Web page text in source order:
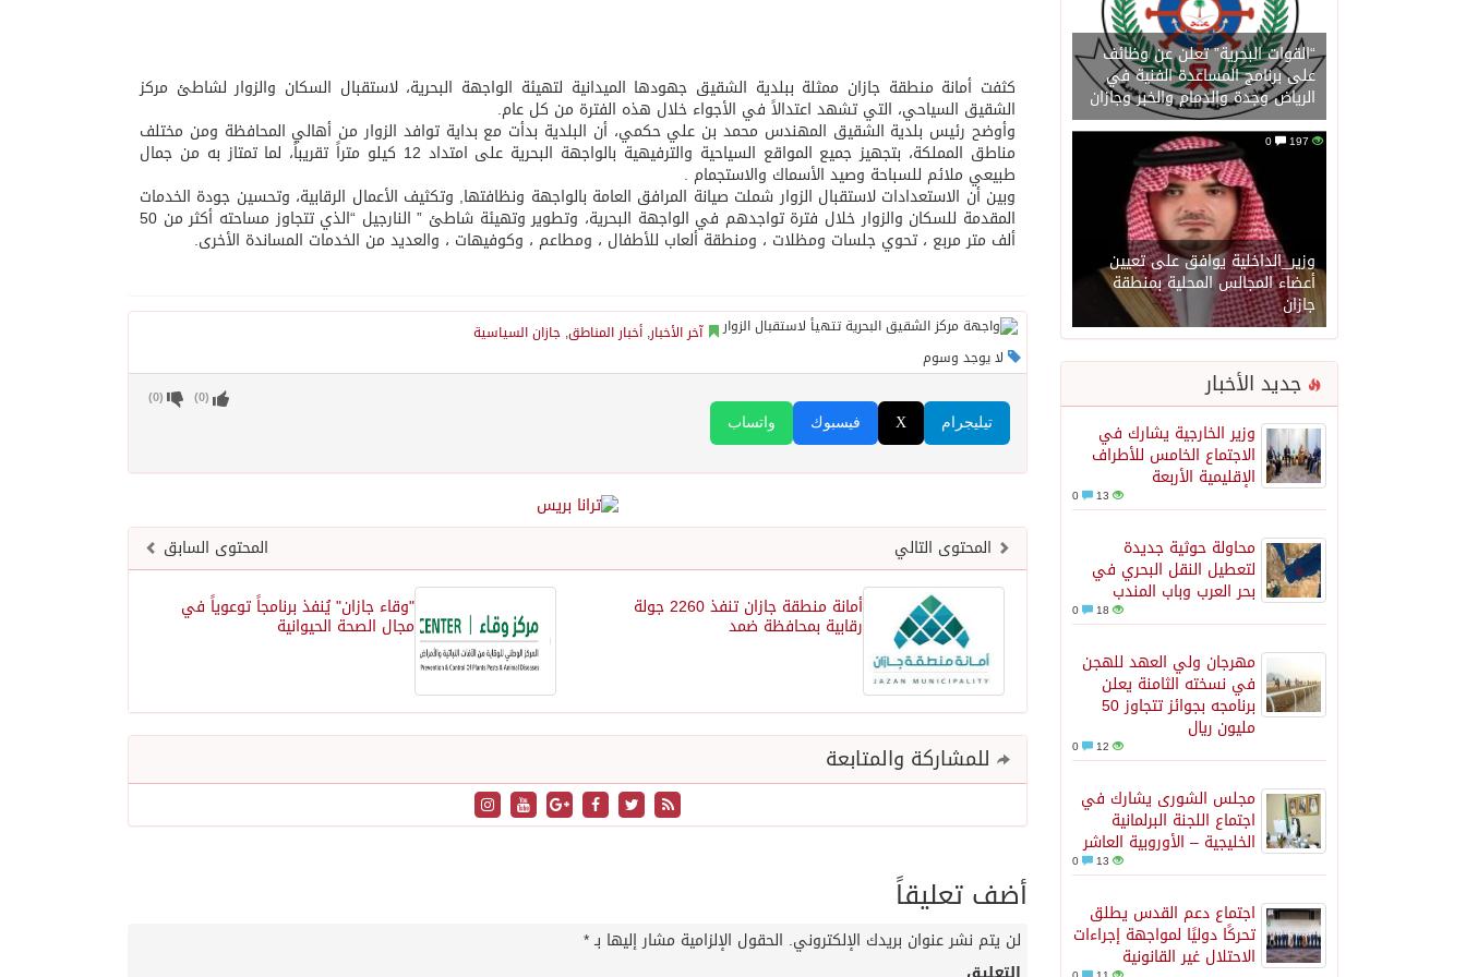
“القوات البحرية” تعلن عن وظائف
على برنامج المساعدة الفنية في
الرياض وجدة والدمام والخبر وجازان
197
وزير_الداخلية يوافق على تعيين
أعضاء المجالس المحلية بمنطقة
جازان
جديد الأخبار
وزير الخارجية يشارك في
الاجتماع الخامس للأطراف
الإقليمية الأربعة
13
محاولة حوثية جديدة
لتعطيل النقل البحري في
بحر العرب وباب المندب
18
مهرجان ولي العهد للهجن
في نسخته الثامنة يعلن
برنامجه بجوائز تتجاوز 50
مليون ريال
12
مجلس الشورى يشارك في
اجتماع اللجنة البرلمانية
الخليجية – الأوروبية العاشر
13
اجتماع دعم القدس يطلق
تحركًا دوليًا لمواجهة إجراءات
الاحتلال غير القانونية
كثفت أمانة منطقة جازان ممثلة ببلدية الشقيق جهودها الميدانية لتهيئة الواجهة البحرية، لاستقبال السكان والزوار لشاطئ مركز
الشقيق السياحي، التي تشهد اعتدالاً في الأجواء خلال هذه الفترة من كل عام.
وأوضح رئيس بلدية الشقيق المهندس محمد بن علي حكمي، أن البلدية بدأت مع بداية توافد الزوار من أهالي المحافظة ومن مختلف
مناطق المملكة، بتجهيز جميع المواقع السياحية والترفيهية بالواجهة البحرية على امتداد 12 كيلو متراً تقريباً، لما تمتاز به من جمال
طبيعي ملائم للسباحة وصيد الأسماك والاستجمام .
وبين أن الاستعدادات لاستقبال الزوار شملت صيانة المرافق العامة بالواجهة ونظافتها, وتكثيف الأعمال الرقابية، وتحسين جودة الخدمات
المقدمة للسكان والزوار خلال فترة تواجدهم في الواجهة البحرية، وتطوير وتهيئة شاطئ ” النارجيل “الذي تتجاوز مساحته أكثر من 50
ألف متر مربع ، تحوي جلسات ومظلات ، ومنطقة ألعاب للأطفال ، ومطاعم ، وكوفيهات ، والعديد من الخدمات المساندة الأخرى.
آخر الأخبار, أخبار المناطق, جازان السياسية
لا يوجد وسوم
واتساب فيسبوك X تيليجرام
(
0
) (
0
)
المحتوى السابق
المحتوى التالي
"وقاء جازان" يُنفذ برنامجاً توعوياً في
مجال الصحة الحيوانية
أمانة منطقة جازان تنفذ 2260 جولة
رقابية بمحافظة ضمد
للمشاركة والمتابعة
أضف تعليقاً
لن يتم نشر عنوان بريدك الإلكتروني. الحقول الإلزامية مشار إليها بـ*